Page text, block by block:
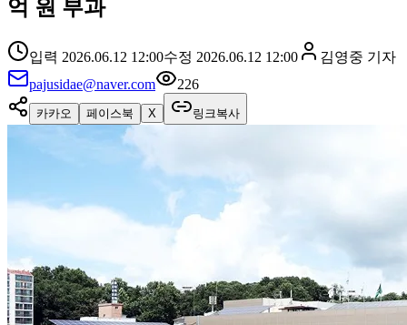
억 원 부과
입력 2026.06.12 12:00수정 2026.06.12 12:00 김영중 기자
pajusidae@naver.com
226
카카오 페이스북 X 링크복사